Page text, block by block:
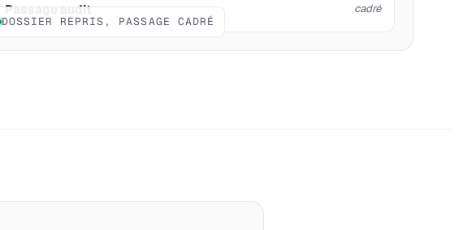
Passage audit
cadré
DOSSIER REPRIS, PASSAGE CADRÉ